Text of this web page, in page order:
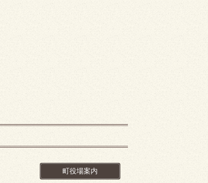
町役場案内